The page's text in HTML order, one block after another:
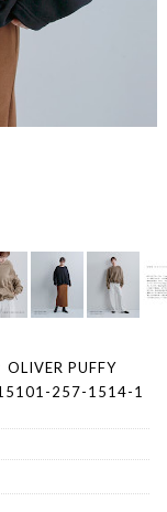
OLIVER PUFFY
15101-257-1514-1